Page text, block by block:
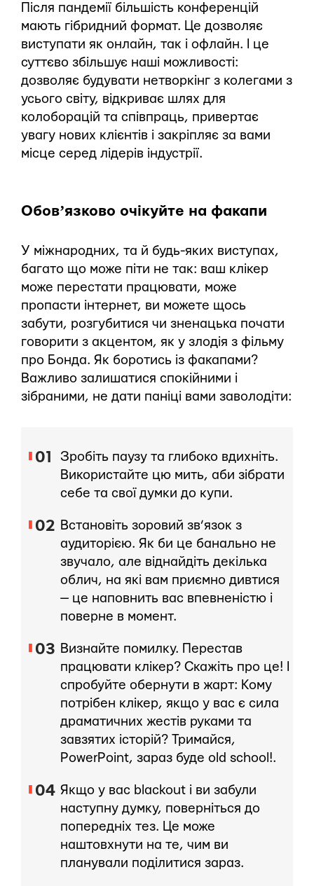
Після пандемії більшість конференцій
мають гібридний формат. Це дозволяє
виступати як онлайн, так і офлайн. І це
суттєво збільшує наші можливості:
дозволяє будувати нетворкінг з колегами з
усього світу, відкриває шлях для
колоборацій та співпраць, привертає
увагу нових клієнтів і закріпляє за вами
місце серед лідерів індустрії.
Обовʼязково очікуйте на факапи
У міжнародних, та й будь-яких виступах,
багато що може піти не так: ваш клікер
може перестати працювати, може
пропасти інтернет, ви можете щось
забути, розгубитися чи зненацька почати
говорити з акцентом, як у злодія з фільму
про Бонда. Як боротись із факапами?
Важливо залишатися спокійними і
зібраними, не дати паніці вами заволодіти:
Зробіть паузу та глибоко вдихніть.
Використайте цю мить, аби зібрати
себе та свої думки до купи.
Встановіть зоровий зв’язок з
аудиторією. Як би це банально не
звучало, але віднайдіть декілька
облич, на які вам приємно дивтися
— це наповнить вас впевненістю і
поверне в момент.
Визнайте помилку. Перестав
працювати клікер? Скажіть про це! І
спробуйте обернути в жарт: Кому
потрібен клікер, якщо у вас є сила
драматичних жестів руками та
завзятих історій? Тримайся,
PowerPoint, зараз буде old school!.
Якщо у вас blackout і ви забули
наступну думку, поверніться до
попередніх тез. Це може
наштовхнути на те, чим ви
планували поділитися зараз.